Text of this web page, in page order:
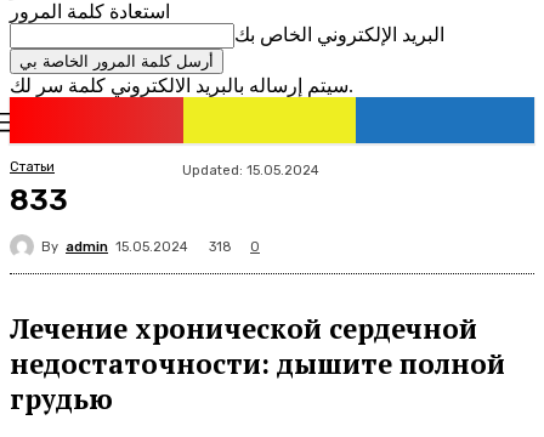
استعادة كلمة المرور
البريد الإلكتروني الخاص بك
سيتم إرساله بالبريد الالكتروني كلمة سر لك.
Статьи Updated: 15.05.2024
833
By admin 15.05.2024 318 0
Лечение хронической сердечной
недостаточности: дышите полной
грудью